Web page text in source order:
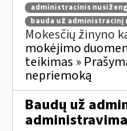
administracinis
bauda už administracinį
Mokesčių žinyno
mokėjimo
teikimas »
nepriemoką
Baudų už